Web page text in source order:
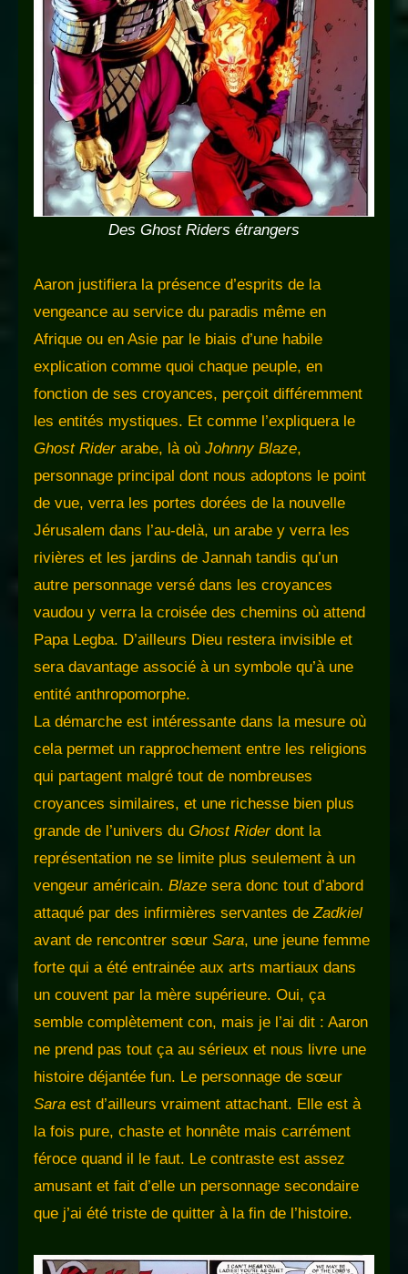
Des Ghost Riders étrangers
Aaron justifiera la présence d’esprits de la
vengeance au service du paradis même en
Afrique ou en Asie par le biais d’une habile
explication comme quoi chaque peuple, en
fonction de ses croyances, perçoit différemment
les entités mystiques. Et comme l’expliquera le
Ghost Riderarabe, là où Johnny Blaze,
personnage principal dont nous adoptons le point
de vue, verra les portes dorées de la nouvelle
Jérusalem dans l’au-delà, un arabe y verra les
rivières et les jardins de Jannah tandis qu’un
autre personnage versé dans les croyances
vaudou y verra la croisée des chemins où attend
Papa Legba. D’ailleurs Dieu restera invisible et
sera davantage associé à un symbole qu’à une
entité anthropomorphe.
La démarche est intéressante dans la mesure où
cela permet un rapprochement entre les religions
qui partagent malgré tout de nombreuses
croyances similaires, et une richesse bien plus
grande de l’univers du Ghost Riderdont la
représentation ne se limite plus seulement à un
vengeur américain. Blaze sera donc tout d’abord
attaqué par des infirmières servantes deZadkiel
avant de rencontrer sœur Sara, une jeune femme
forte qui a été entrainée aux arts martiaux dans
un couvent par la mère supérieure. Oui, ça
semble complètement con, mais je l’ai dit : Aaron
ne prend pas tout ça au sérieux et nous livre une
histoire déjantée fun. Le personnage de sœur
Sara est d’ailleurs vraiment attachant. Elle est à
la fois pure, chaste et honnête mais carrément
féroce quand il le faut. Le contraste est assez
amusant et fait d’elle un personnage secondaire
que j’ai été triste de quitter à la fin de l’histoire.